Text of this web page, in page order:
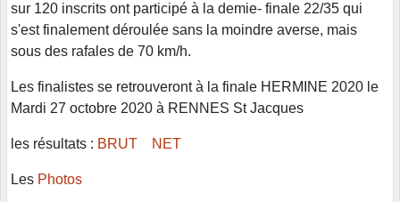
sur 120 inscrits ont participé à la demie- finale 22/35 qui
s'est finalement déroulée sans la moindre averse, mais
sous des rafales de 70 km/h.
Les finalistes se retrouveront à la finale HERMINE 2020 le
Mardi 27 octobre 2020 à RENNES St Jacques
les résultats : BRUT NET
Les Photos